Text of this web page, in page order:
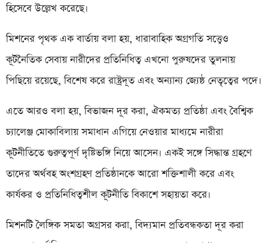
হিসেবে উল্লেখ করেছে।
মিশনের পৃথক এক বার্তায় বলা হয়, ধারাবাহিক অগ্রগতি সত্ত্বেও
কূটনৈতিক সেবায় নারীদের প্রতিনিধিত্ব এখনো পুরুষদের তুলনায়
পিছিয়ে রয়েছে, বিশেষ করে রাষ্ট্রদূত এবং অন্যান্য জ্যেষ্ঠ নেতৃত্বের পদে।
এতে আরও বলা হয়, বিভাজন দূর করা, ঐকমত্য প্রতিষ্ঠা এবং বৈশ্বিক
চ্যালেঞ্জ মোকাবিলায় সমাধান এগিয়ে নেওয়ার মাধ্যমে নারীরা
কূটনীতিতে গুরুত্বপূর্ণ দৃষ্টিভঙ্গি নিয়ে আসেন। একই সঙ্গে সিদ্ধান্ত গ্রহণে
তাদের অর্থবহ অংশগ্রহণ প্রতিষ্ঠানকে আরো শক্তিশালী করে এবং
কার্যকর ও প্রতিনিধিত্বশীল কূটনীতি বিকাশে সহায়তা করে।
মিশনটি লৈঙ্গিক সমতা অগ্রসর করা, বিদ্যমান প্রতিবন্ধকতা দূর করা